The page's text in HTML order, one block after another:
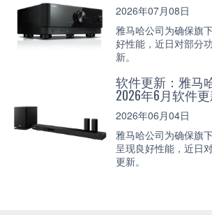
2026年07月08日
雅马哈公司为确保旗
好性能，近日对部分
新。
软件更新：雅马
2026年6月软件
2026年06月04日
雅马哈公司为确保旗
呈现良好性能，近日
更新。